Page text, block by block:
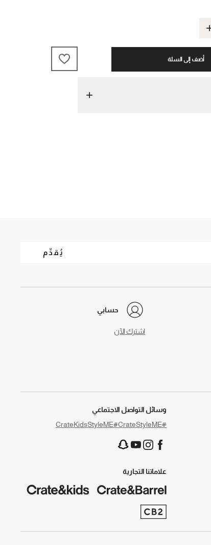
أضف إلى السلة
يُقدِّم
حسابي
اشترك الآن
وسائل التواصل الاجتماعي
#CrateStyleME
#CrateKidsStyleME
علاماتنا التجارية